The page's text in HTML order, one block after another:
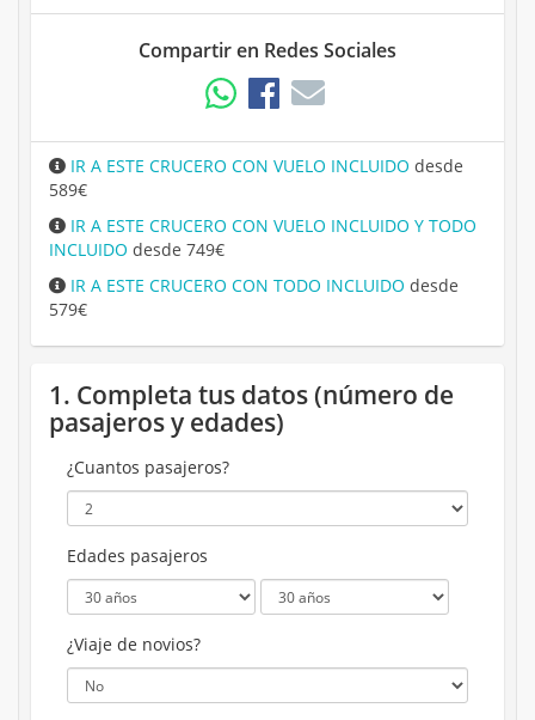
Compartir en Redes Sociales
IR A ESTE CRUCERO CON VUELO INCLUIDO desde
589€
IR A ESTE CRUCERO CON VUELO INCLUIDO Y TODO
INCLUIDO desde 749€
IR A ESTE CRUCERO CON TODO INCLUIDO desde
579€
1. Completa tus datos (número de
pasajeros y edades)
¿Cuantos pasajeros?
Edades pasajeros
¿Viaje de novios?